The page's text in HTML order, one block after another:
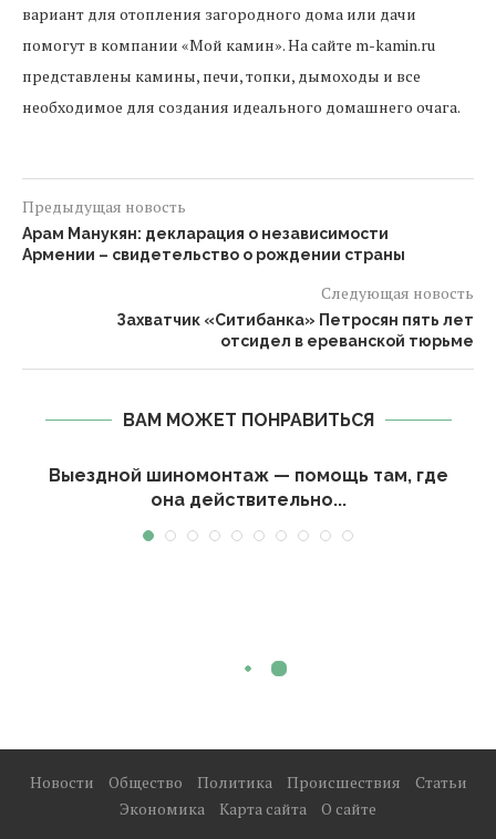
вариант для отопления загородного дома или дачи
помогут в компании «Мой камин». На сайте m-kamin.ru
представлены камины, печи, топки, дымоходы и все
необходимое для создания идеального домашнего очага.
Предыдущая новость
Арам Манукян: декларация о независимости
Армении – свидетельство о рождении страны
Следующая новость
Захватчик «Ситибанка» Петросян пять лет
отсидел в ереванской тюрьме
ВАМ МОЖЕТ ПОНРАВИТЬСЯ
Выездной шиномонтаж — помощь там, где
она действительно...
Новости Общество Политика Происшествия
Статьи
Экономика
Карта сайта О сайте